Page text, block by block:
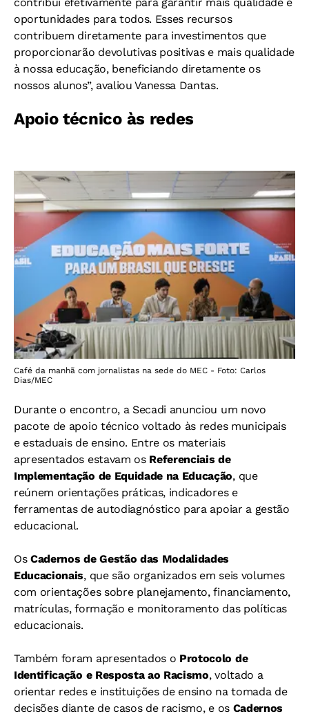
oportunidades para todos. Esses recursos
contribuem diretamente para investimentos que
proporcionarão devolutivas positivas e mais qualidade
à nossa educação, beneficiando diretamente os
nossos alunos”, avaliou Vanessa Dantas.
Apoio técnico às redes
Café da manhã com jornalistas na sede do MEC - Foto: Carlos
Dias/MEC
Durante o encontro, a Secadi anunciou um novo
pacote de apoio técnico voltado às redes municipais
e estaduais de ensino. Entre os materiais
apresentados estavam os Referenciais de
Implementação de Equidade na Educação, que
reúnem orientações práticas, indicadores e
ferramentas de autodiagnóstico para apoiar a gestão
educacional.
OsCadernos de Gestão das Modalidades
Educacionais, que são organizados em seis volumes
com orientações sobre planejamento, financiamento,
matrículas, formação e monitoramento das políticas
educacionais.
Também foram apresentados o Protocolo de
Identificação e Resposta ao Racismo, voltado a
orientar redes e instituições de ensino na tomada de
decisões diante de casos de racismo, e os Cadernos